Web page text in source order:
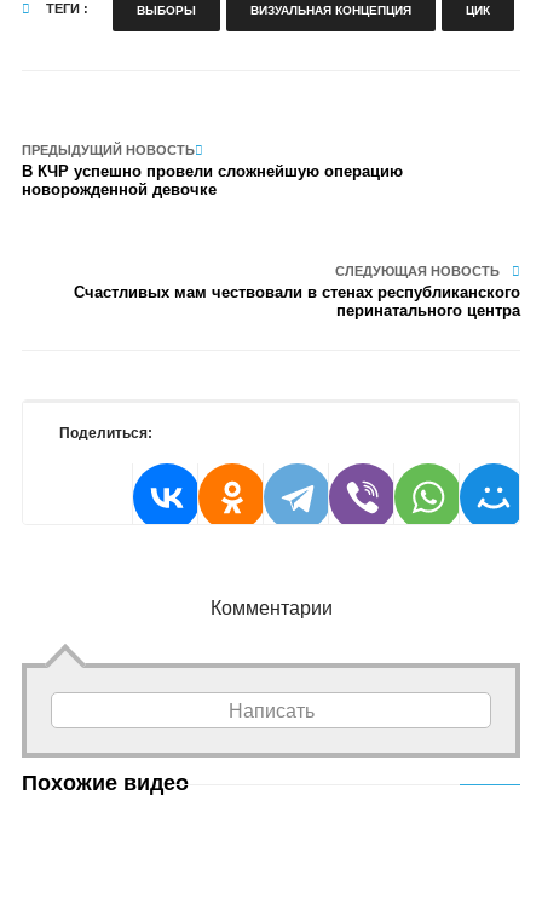
ТЕГИ : ВЫБОРЫ ВИЗУАЛЬНАЯ КОНЦЕПЦИЯ ЦИК
ПРЕДЫДУЩИЙ НОВОСТЬ
В КЧР успешно провели сложнейшую операцию
новорожденной девочке
СЛЕДУЮЩАЯ НОВОСТЬ
Счастливых мам чествовали в стенах республиканского
перинатального центра
Поделиться:
Комментарии
Написать
Похожие видео